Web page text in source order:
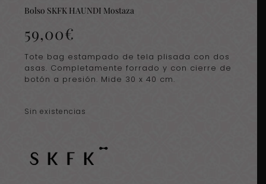
Bolso SKFK HAUNDI Mostaza
59,00€
Tote bag estampado de tela plisada con dos
asas. Completamente forrado y con cierre de
botón a presión. Mide 30 x 40 cm.
Sin existencias